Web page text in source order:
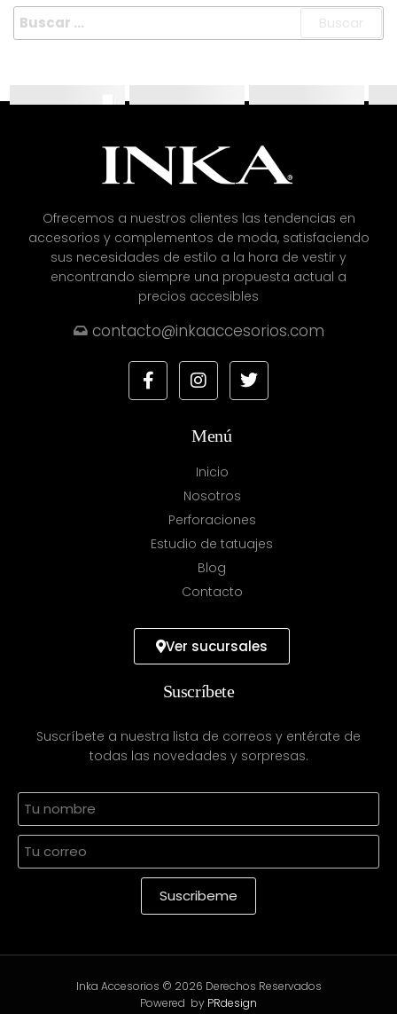
Ofrecemos a nuestros clientes las tendencias en
accesorios y complementos de moda, satisfaciendo
sus necesidades de estilo a la hora de vestir y
encontrando siempre una propuesta actual a
precios accesibles
contacto@inkaaccesorios.com
Menú
Inicio
Nosotros
Perforaciones
Estudio de tatuajes
Blog
Contacto
Ver sucursales
Suscríbete
Suscríbete a nuestra lista de correos y entérate de
todas las novedades y sorpresas.
Inka Accesorios © 2026 Derechos Reservados
Powered by PRdesign